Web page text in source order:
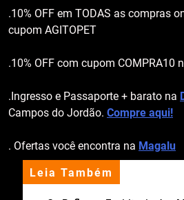
Leia Também
.10% OFF em TODAS as compras
cupom AGITOPET
.10% OFF com cupom COMPRA10
.Ingresso e Passaporte + barato na
Campos do Jordão. Compre aqui!
. Ofertas você encontra na Magalu
apoio